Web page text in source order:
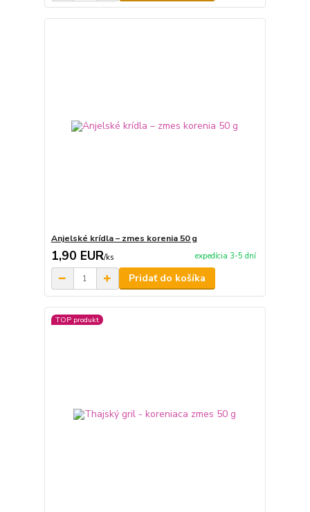
Anjelské krídla – zmes korenia 50 g
1,90 EUR/ks expedícia 3-5 dní
Pridať do košíka
TOP produkt